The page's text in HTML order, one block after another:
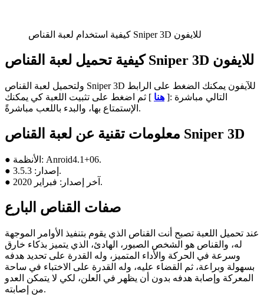
كيفية استخدام لعبة القناص Sniper 3D للايفون
كيفية تحميل لعبة القناص Sniper 3D للايفون
ولتحميل لعبة القناص Sniper 3D للآيفون يمكنك الضغط على الرابط
التالي مباشرة :[ هنا ] ثم اضغط على تثبيت اللعبة كي يمكنك
الإستمتاع بها، والبدء باللعب مباشرةً.
معلومات تقنية عن لعبة القناص Sniper 3D
● الأنظمة: Anroid4.1+06.
● إصدار: 3.5.3.
● آخر إصدار: فبراير 2020.
صفات القناص البارع
عند تحميل اللعبة تصبح أنت القناص الذي يقوم بتنفيذ الأوامر الموجهة
له، والقناص هو الشخص الصبور، الهادئ، الذي يتميز بذكاء خارق
وسرعة في الحركة والأداء المتميز، وله القدرة على تحديد هدفه
بسهولة وبراعة، ثم القضاء عليه، وله القدرة على الاختباء في ساحة
المعركة وإصابة هدفه بدون أن يظهر في العلن، لكي لا يتمكن العدو
من إصابته.